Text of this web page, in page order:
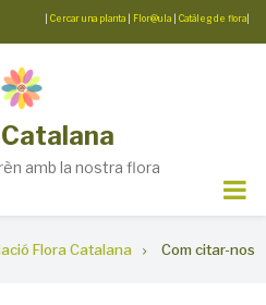
Cercar una planta Flor@ula Catàleg de flora
amb la nostra flora
Flora Catalana Com citar-nos